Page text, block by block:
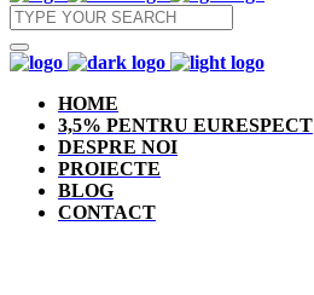
HOME
3,5% PENTRU EURESPECT
DESPRE NOI
PROIECTE
BLOG
CONTACT